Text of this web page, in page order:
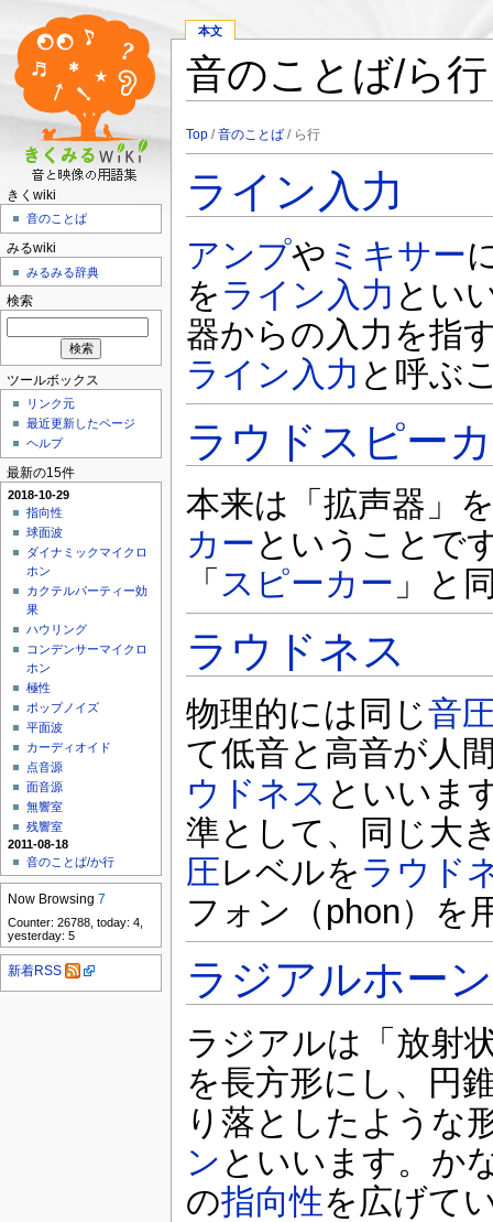
きくwiki
音のことば
みるwiki
みるみる辞典
検索
ツールボックス
リンク元
最近更新したページ
ヘルプ
最新の15件
2018-10-29
指向性
球面波
ダイナミックマイクロ
ホン
カクテルパーティー効
果
ハウリング
コンデンサーマイクロ
ホン
極性
ポップノイズ
平面波
カーディオイド
点音源
面音源
無響室
残響室
2011-08-18
音のことば/か行
Now Browsing7
Counter: 26788, today: 4,
yesterday: 5
新着RSS
本文
音のことば/ら行
Top/音のことば/ ら行
ライン入力
アンプや ミキサー
を ライン入力 とい
器からの入力を指
ライン入力 と呼ぶ
ラウドスピー
本来は「拡声器」
カー ということで
「 スピーカー 」と
ラウドネス
物理的には同じ音
て低音と高音が人
ウドネス といいま
準として、同じ大
圧レベルを ラウド
フォン（phon）を
ラジアルホーン
ラジアルは「放射
を長方形にし、円
り落としたような
ン といいます。か
の指向性を広げて